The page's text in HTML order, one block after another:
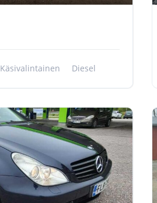
Käsivalintainen Diesel